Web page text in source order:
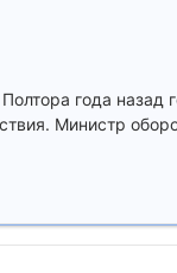
года назад
Министр